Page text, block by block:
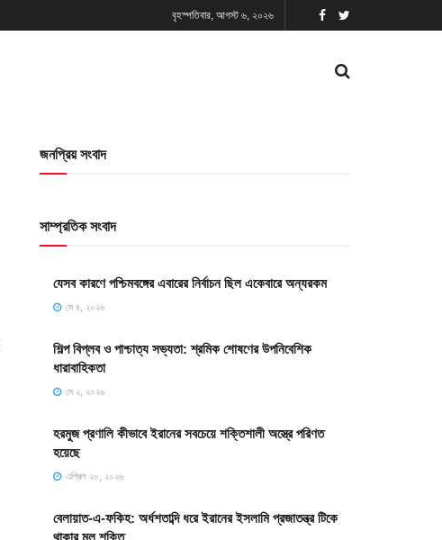
বৃহস্পতিবার, আগস্ট ৬, ২০২৬
জনপ্রিয় সংবাদ
সাম্প্রতিক সংবাদ
যেসব কারণে পশ্চিমবঙ্গের এবারের নির্বাচন ছিল একেবারে অন্যরকম
মে ৪, ২০২৬
শিল্প বিপ্লব ও পাশ্চাত্য সভ্যতা: শ্রমিক শোষণের উপনিবেশিক
ধারাবাহিকতা
মে ২, ২০২৬
হরমুজ প্রণালি কীভাবে ইরানের সবচেয়ে শক্তিশালী অস্ত্রে পরিণত
হয়েছে
এপ্রিল ২০, ২০২৬
বেলায়াত-এ-ফকিহ: অর্ধশতাব্দি ধরে ইরানের ইসলামি প্রজাতন্ত্র টিকে
থাকার মূল শক্তি